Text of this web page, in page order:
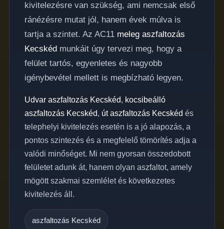
kivitelezésre van szükség, ami nemcsak első
ránézésre mutat jól, hanem évek múlva is
tartja a szintet. Az AC11 meleg aszfaltozás
Kecskédmunkáit úgy tervezi meg, hogy a
felület tartós, egyenletes és nagyobb
igénybevétel mellett is megbízható legyen.
Udvar aszfaltozás Kecskéd, kocsibeálló
aszfaltozás Kecskéd, út aszfaltozás Kecskéd és
telephelyi kivitelezés esetén is a jó alapozás, a
pontos szintezés és a megfelelő tömörítés adja a
valódi minőséget. Mi nem gyorsan összedobott
felületet adunk át, hanem olyan aszfaltot, amely
mögött szakmai szemlélet és következetes
kivitelezés áll.
aszfaltozás Kecskéd